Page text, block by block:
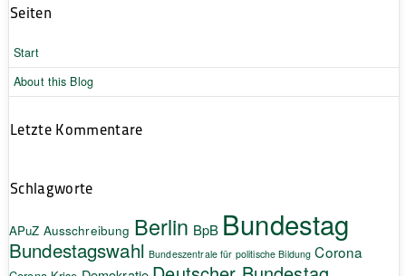
Seiten
Start
About this Blog
Letzte Kommentare
Schlagworte
APuZ Ausschreibung Berlin BpB Bundestag
Bundestagswahl Bundeszentrale für politische Bildung Corona